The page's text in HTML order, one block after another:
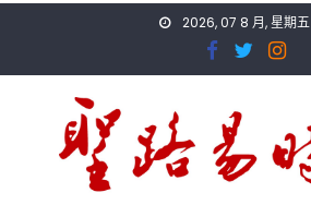
2026, 07 8 月, 星期五